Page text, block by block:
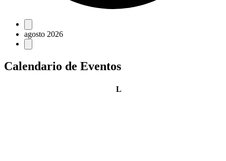
Eventos
agosto 2026
Calendario de Eventos
Llunes